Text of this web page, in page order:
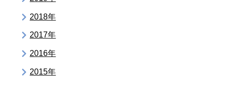
2018年
2017年
2016年
2015年